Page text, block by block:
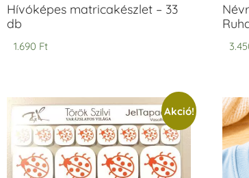
Hívóképes matricakészlet – 33
db
1.690 Ft
Akció!